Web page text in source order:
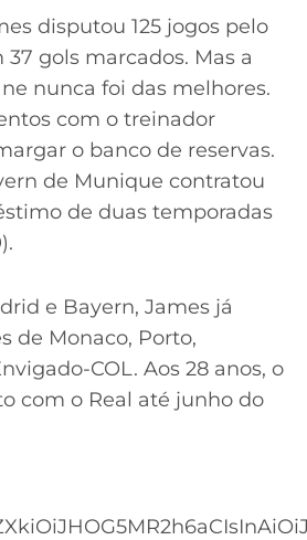
disputou 125 jogos pelo
37 gols marcados. Mas a
nunca foi das melhores.
com o treinador
o banco de reservas.
de Munique contratou
de duas temporadas
e Bayern, James já
de Monaco, Porto,
COL. Aos 28 anos, o
com o Real até junho do